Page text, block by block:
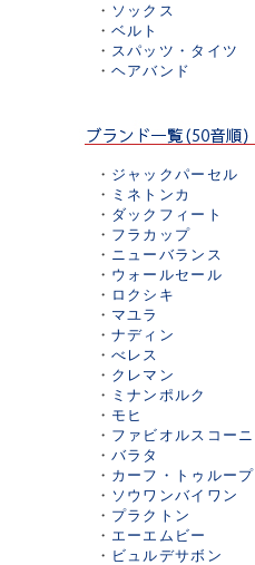
・ ソックス
・ ベルト
・ スパッツ・タイツ
・ ヘアバンド
・ ジャックパーセル
・ ミネトンカ
・ ダックフィート
・ フラカップ
・ ニューバランス
・ ウォールセール
・ ロクシキ
・ マユラ
・ ナディン
・ べレス
・ クレマン
・ ミナンポルク
・ モヒ
・ ファビオルスコーニ
・ バラタ
・ カーフ・トゥループ
・ ソウワンバイワン
・ プラクトン
・ エーエムビー
・ ビュルデサボン